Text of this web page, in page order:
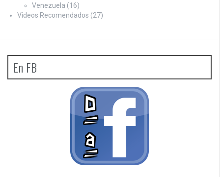
Venezuela (16)
Videos Recomendados (27)
En FB